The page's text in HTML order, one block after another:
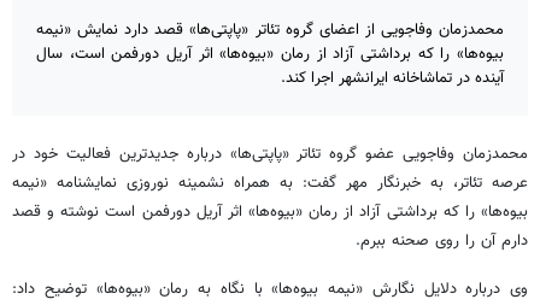
محمدزمان وفاجویی از اعضای گروه تئاتر «پاپتی‌ها» قصد دارد نمایش «نیمه
بیوه‌ها» را که برداشتی آزاد از رمان «بیوه‌ها» اثر آریل دورفمن است، سال
آینده در تماشاخانه ایرانشهر اجرا کند.
محمدزمان وفاجویی عضو گروه تئاتر «پاپتی‌ها» درباره جدیدترین فعالیت خود در
عرصه تئاتر، به خبرنگار مهر گفت: به همراه نشمینه نوروزی نمایشنامه «نیمه
بیوه‌ها» را که برداشتی آزاد از رمان «بیوه‌ها» اثر آریل دورفمن است نوشته و قصد
دارم آن را روی صحنه ببرم.
وی درباره دلایل نگارش «نیمه بیوه‌ها» با نگاه به رمان «بیوه‌ها» توضیح داد: